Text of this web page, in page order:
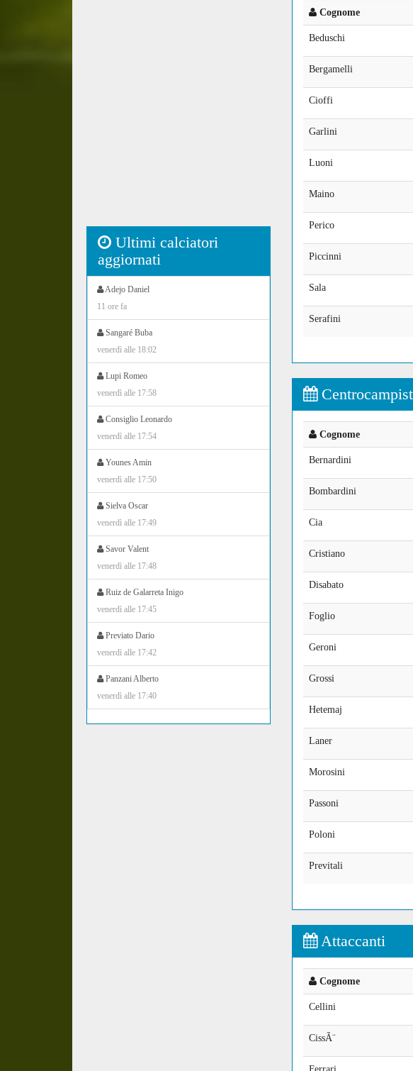
Ultimi calciatori
aggiornati
Adejo Daniel
11 ore fa
Sangaré Buba
venerdì alle 18:02
Lupi Romeo
venerdì alle 17:58
Consiglio Leonardo
venerdì alle 17:54
Younes Amin
venerdì alle 17:50
Sielva Oscar
venerdì alle 17:49
Savor Valent
venerdì alle 17:48
Ruiz de Galarreta Inigo
venerdì alle 17:45
Previato Dario
venerdì alle 17:42
Panzani Alberto
venerdì alle 17:40
Cognome
Beduschi
Bergamelli
Cioffi
Garlini
Luoni
Maino
Perico
Piccinni
Sala
Serafini
Cognome
Bernardini
Bombardini
Cia
Cristiano
Disabato
Foglio
Geroni
Grossi
Hetemaj
Laner
Morosini
Passoni
Poloni
Previtali
Attaccanti
Cognome
Cellini
CissÃ¨